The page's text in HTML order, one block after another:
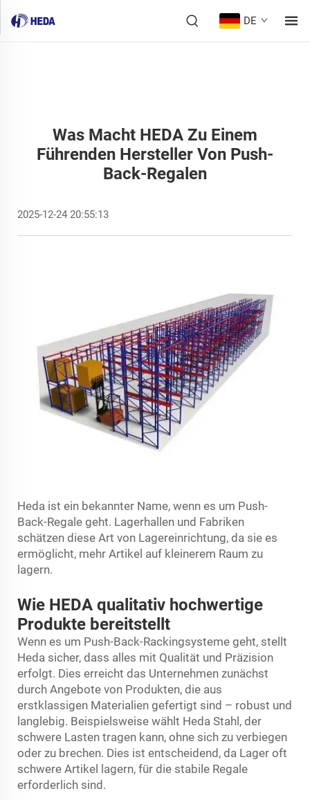
DE
Was Macht HEDA Zu Einem
Führenden Hersteller Von Push-
Back-Regalen
2025-12-24 20:55:13
Heda ist ein bekannter Name, wenn es um Push-
Back-Regale geht. Lagerhallen und Fabriken
schätzen diese Art von Lagereinrichtung, da sie es
ermöglicht, mehr Artikel auf kleinerem Raum zu
lagern.
Wie HEDA qualitativ hochwertige
Produkte bereitstellt
Wenn es um Push-Back-Rackingsysteme geht, stellt
Heda sicher, dass alles mit Qualität und Präzision
erfolgt. Dies erreicht das Unternehmen zunächst
durch Angebote von Produkten, die aus
erstklassigen Materialien gefertigt sind – robust und
langlebig. Beispielsweise wählt Heda Stahl, der
schwere Lasten tragen kann, ohne sich zu verbiegen
oder zu brechen. Dies ist entscheidend, da Lager oft
schwere Artikel lagern, für die stabile Regale
erforderlich sind.